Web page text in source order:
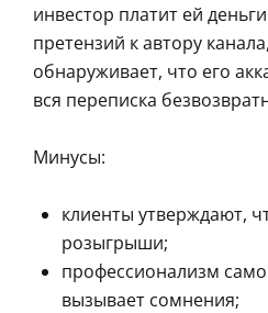
инвестор платит ей
претензий к автору
обнаруживает, что его
вся переписка
Минусы:
клиенты утверждают,
розыгрыши;
профессионализм
вызывает сомнения;